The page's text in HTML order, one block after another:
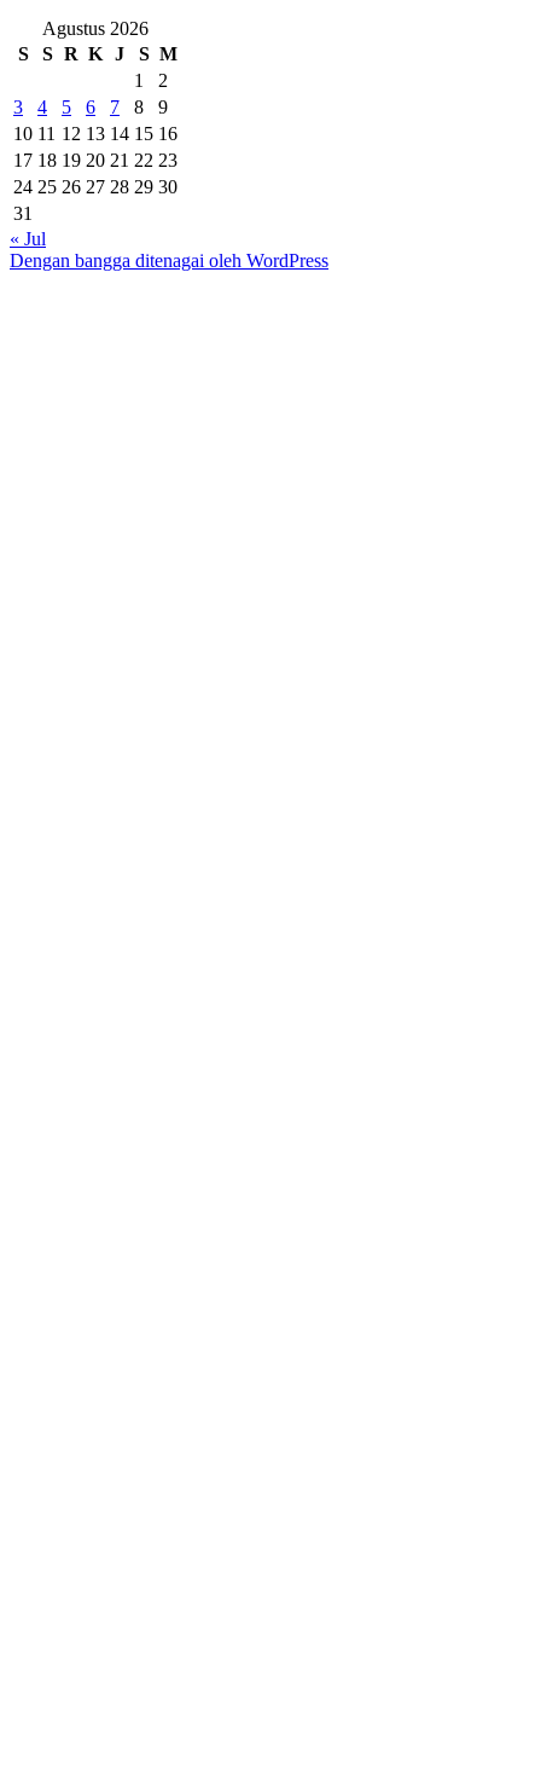
Agustus 2026
S
S R K J S M
1
2
3
4 5 6 7 8
9
10 11 12 13 14 15 16
17 18 19 20 21 22 23
24 25 26 27 28 29 30
31
« Jul
Dengan bangga ditenagai oleh WordPress